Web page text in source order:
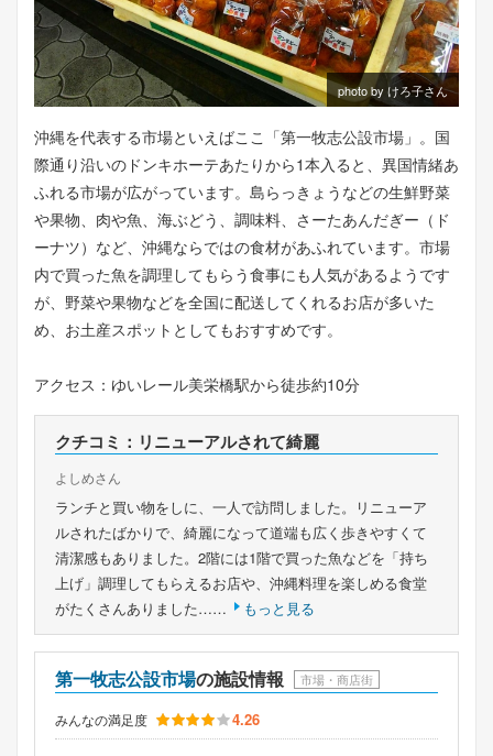
photo by けろ子さん
沖縄を代表する市場といえばここ「第一牧志公設市場」。国
際通り沿いのドンキホーテあたりから1本入ると、異国情緒あ
ふれる市場が広がっています。島らっきょうなどの生鮮野菜
や果物、肉や魚、海ぶどう、調味料、さーたあんだぎー（ド
ーナツ）など、沖縄ならではの食材があふれています。市場
内で買った魚を調理してもらう食事にも人気があるようです
が、野菜や果物などを全国に配送してくれるお店が多いた
め、お土産スポットとしてもおすすめです。
アクセス：ゆいレール美栄橋駅から徒歩約10分
クチコミ：リニューアルされて綺麗
よしめさん
ランチと買い物をしに、一人で訪問しました。リニューア
ルされたばかりで、綺麗になって道端も広く歩きやすくて
清潔感もありました。2階には1階で買った魚などを「持ち
上げ」調理してもらえるお店や、沖縄料理を楽しめる食堂
がたくさんありました……
もっと見る
第一牧志公設市場の施設情報 市場・商店街
みんなの満足度 4.26